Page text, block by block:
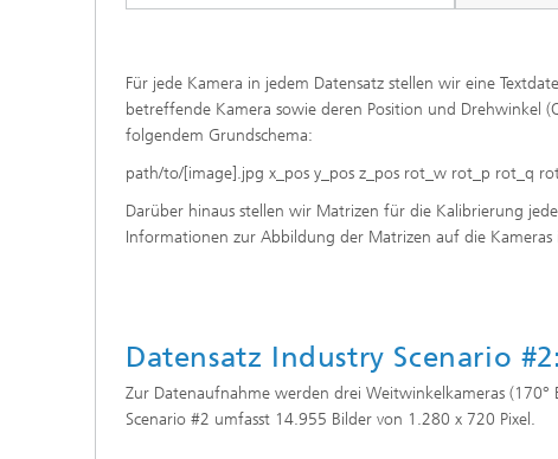
Für jede Kamera in jedem Datensatz stellen wir eine
betreffende Kamera sowie deren Position und Drehwinkel
folgendem Grundschema:
path/to/[image].jpg x_pos y_pos z_pos rot_w rot_p rot_q
Darüber hinaus stellen wir Matrizen für die Kalibrierung
Informationen zur Abbildung der Matrizen auf die
Datensatz Industry Scenario #2:
Zur Datenaufnahme werden drei Weitwinkelkameras
Scenario #2 umfasst 14.955 Bilder von 1.280 x 720 Pixel.